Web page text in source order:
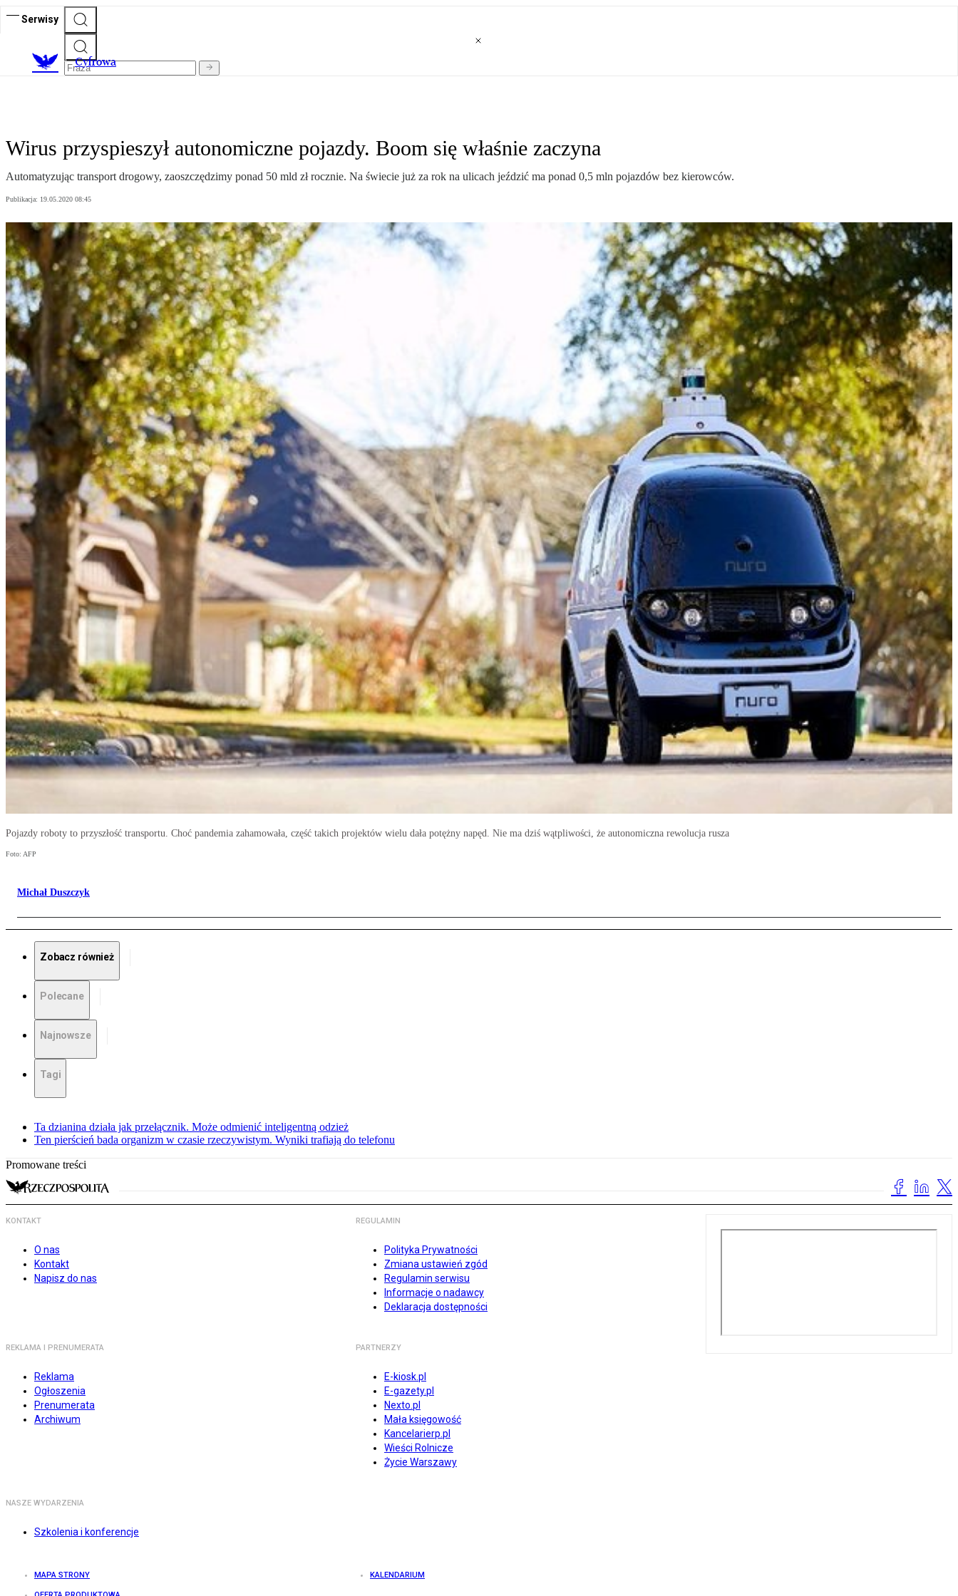
Serwisy
Cyfrowa
Wirus przyspieszył autonomiczne pojazdy. Boom się właśnie zaczyna
Automatyzując transport drogowy, zaoszczędzimy ponad 50 mld zł rocznie. Na świecie już za rok na ulicach jeździć ma ponad 0,5 mln pojazdów bez kierowców.
Publikacja: 19.05.2020 08:45
Pojazdy roboty to przyszłość transportu. Choć pandemia zahamowała, część takich projektów wielu dała potężny napęd. Nie ma dziś wątpliwości, że autonomiczna rewolucja rusza
Foto: AFP
Michał Duszczyk
Zobacz również
Polecane
Najnowsze
Tagi
Ta dzianina działa jak przełącznik. Może odmienić inteligentną odzież
Ten pierścień bada organizm w czasie rzeczywistym. Wyniki trafiają do telefonu
Promowane treści
KONTAKT
O nas
Kontakt
Napisz do nas
REGULAMIN
Polityka Prywatności
Zmiana ustawień zgód
Regulamin serwisu
Informacje o nadawcy
Deklaracja dostępności
REKLAMA I PRENUMERATA
Reklama
Ogłoszenia
Prenumerata
Archiwum
PARTNERZY
E-kiosk.pl
E-gazety.pl
Nexto.pl
Mała księgowość
Kancelarierp.pl
Wieści Rolnicze
Życie Warszawy
NASZE WYDARZENIA
Szkolenia i konferencje
MAPA STRONY KALENDARIUM